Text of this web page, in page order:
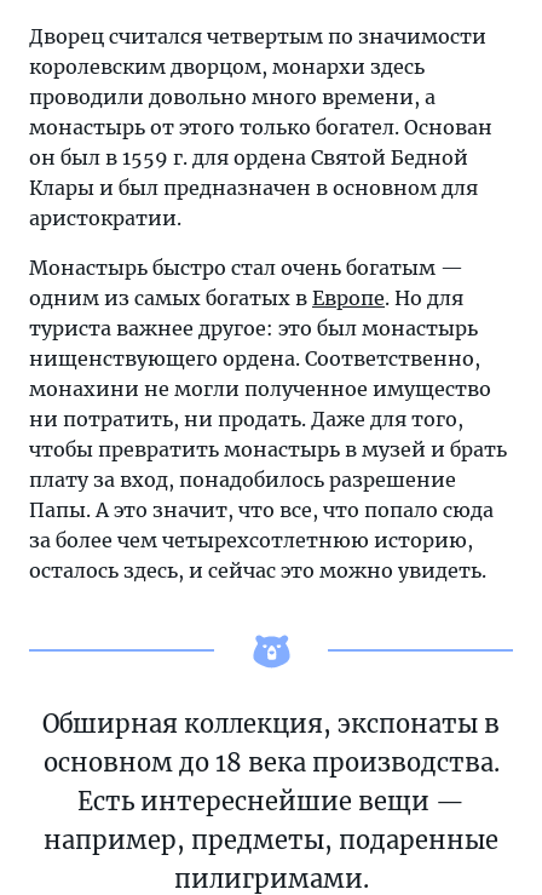
Дворец считался четвертым по значимости
королевским дворцом, монархи здесь
проводили довольно много времени, а
монастырь от этого только богател. Основан
он был в 1559 г. для ордена Святой Бедной
Клары и был предназначен в основном для
аристократии.
Монастырь быстро стал очень богатым —
одним из самых богатых в Европе. Но для
туриста важнее другое: это был монастырь
нищенствующего ордена. Соответственно,
монахини не могли полученное имущество
ни потратить, ни продать. Даже для того,
чтобы превратить монастырь в музей и брать
плату за вход, понадобилось разрешение
Папы. А это значит, что все, что попало сюда
за более чем четырехсотлетнюю историю,
осталось здесь, и сейчас это можно увидеть.
Обширная коллекция, экспонаты в
основном до 18 века производства.
Есть интереснейшие вещи —
например, предметы, подаренные
пилигримами.